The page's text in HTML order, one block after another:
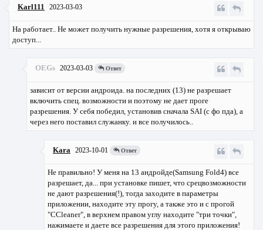
Karl111 2023-03-03
На работает.. Не может получить нужные разрешения, хотя я открываю
доступ...
OEGs 2023-03-03 Ответ
зависит от версии андроида. на последних (13) не разрешает
включить спец. возможности и поэтому не дает проге
разрешения. У себя победил, установив сначала SAI (с фо пда), а
через него поставил служанку. и все получилось..
Kara 2023-10-01 Ответ
Не правильно! У меня на 13 андройде(Samsung Fold4) все
разрешает, да... при установке пишет, что срецвозможности
не дают разрешения(!), тогда заходите в параметры
приложении, находите эту прогу, а также это и с прогой
"CCleaner", в верхнем правом углу находите "три точки",
нажимаете и даете все разрешения для этого приложения!